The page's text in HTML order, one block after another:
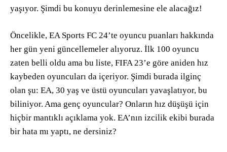
yaşıyor. Şimdi bu konuyu derinlemesine ele alacağız!
Öncelikle, EA Sports FC 24’te oyuncu puanları hakkında
her gün yeni güncellemeler alıyoruz. İlk 100 oyuncu
zaten belli oldu ama bu liste, FIFA 23’e göre aniden hız
kaybeden oyuncuları da içeriyor. Şimdi burada ilginç
olan şu: EA, 30 yaş ve üstü oyuncuları yavaşlatıyor, bu
biliniyor. Ama genç oyuncular? Onların hız düşüşü için
hiçbir mantıklı açıklama yok. EA’nın izcilik ekibi burada
bir hata mı yaptı, ne dersiniz?